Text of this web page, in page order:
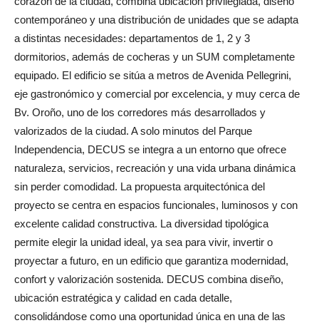
contemporáneo y una distribución de unidades que se adapta
a distintas necesidades: departamentos de 1, 2 y 3
dormitorios, además de cocheras y un SUM completamente
equipado. El edificio se sitúa a metros de Avenida Pellegrini,
eje gastronómico y comercial por excelencia, y muy cerca de
Bv. Oroño, uno de los corredores más desarrollados y
valorizados de la ciudad. A solo minutos del Parque
Independencia, DECUS se integra a un entorno que ofrece
naturaleza, servicios, recreación y una vida urbana dinámica
sin perder comodidad. La propuesta arquitectónica del
proyecto se centra en espacios funcionales, luminosos y con
excelente calidad constructiva. La diversidad tipológica
permite elegir la unidad ideal, ya sea para vivir, invertir o
proyectar a futuro, en un edificio que garantiza modernidad,
confort y valorización sostenida. DECUS combina diseño,
ubicación estratégica y calidad en cada detalle,
consolidándose como una oportunidad única en una de las